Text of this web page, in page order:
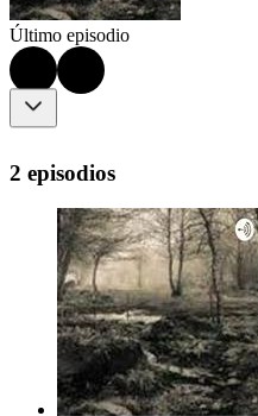
Último episodio
2 episodios